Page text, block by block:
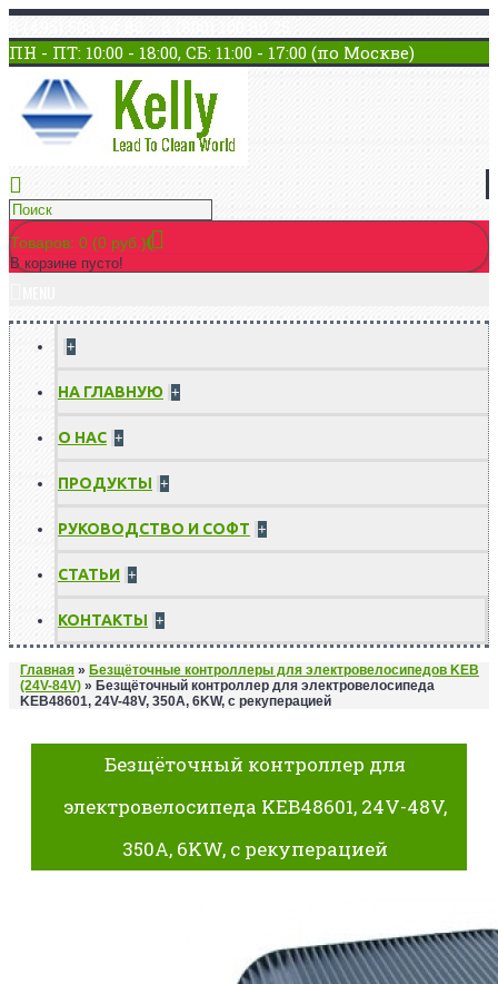
ПН - ПТ: 10:00 - 18:00, СБ: 11:00 - 17:00 (по Москве)
Товаров: 0 (0 руб.)
В корзине пусто!
+
НА ГЛАВНУЮ +
О НАС +
ПРОДУКТЫ +
РУКОВОДСТВО И СОФТ +
СТАТЬИ +
КОНТАКТЫ +
Главная » Безщёточные контроллеры для электровелосипедов KEB
(24V-84V) » Безщёточный контроллер для электровелосипеда
KEB48601, 24V-48V, 350A, 6KW, с рекуперацией
Безщёточный контроллер для
электровелосипеда KEB48601, 24V-48V,
350A, 6KW, с рекуперацией